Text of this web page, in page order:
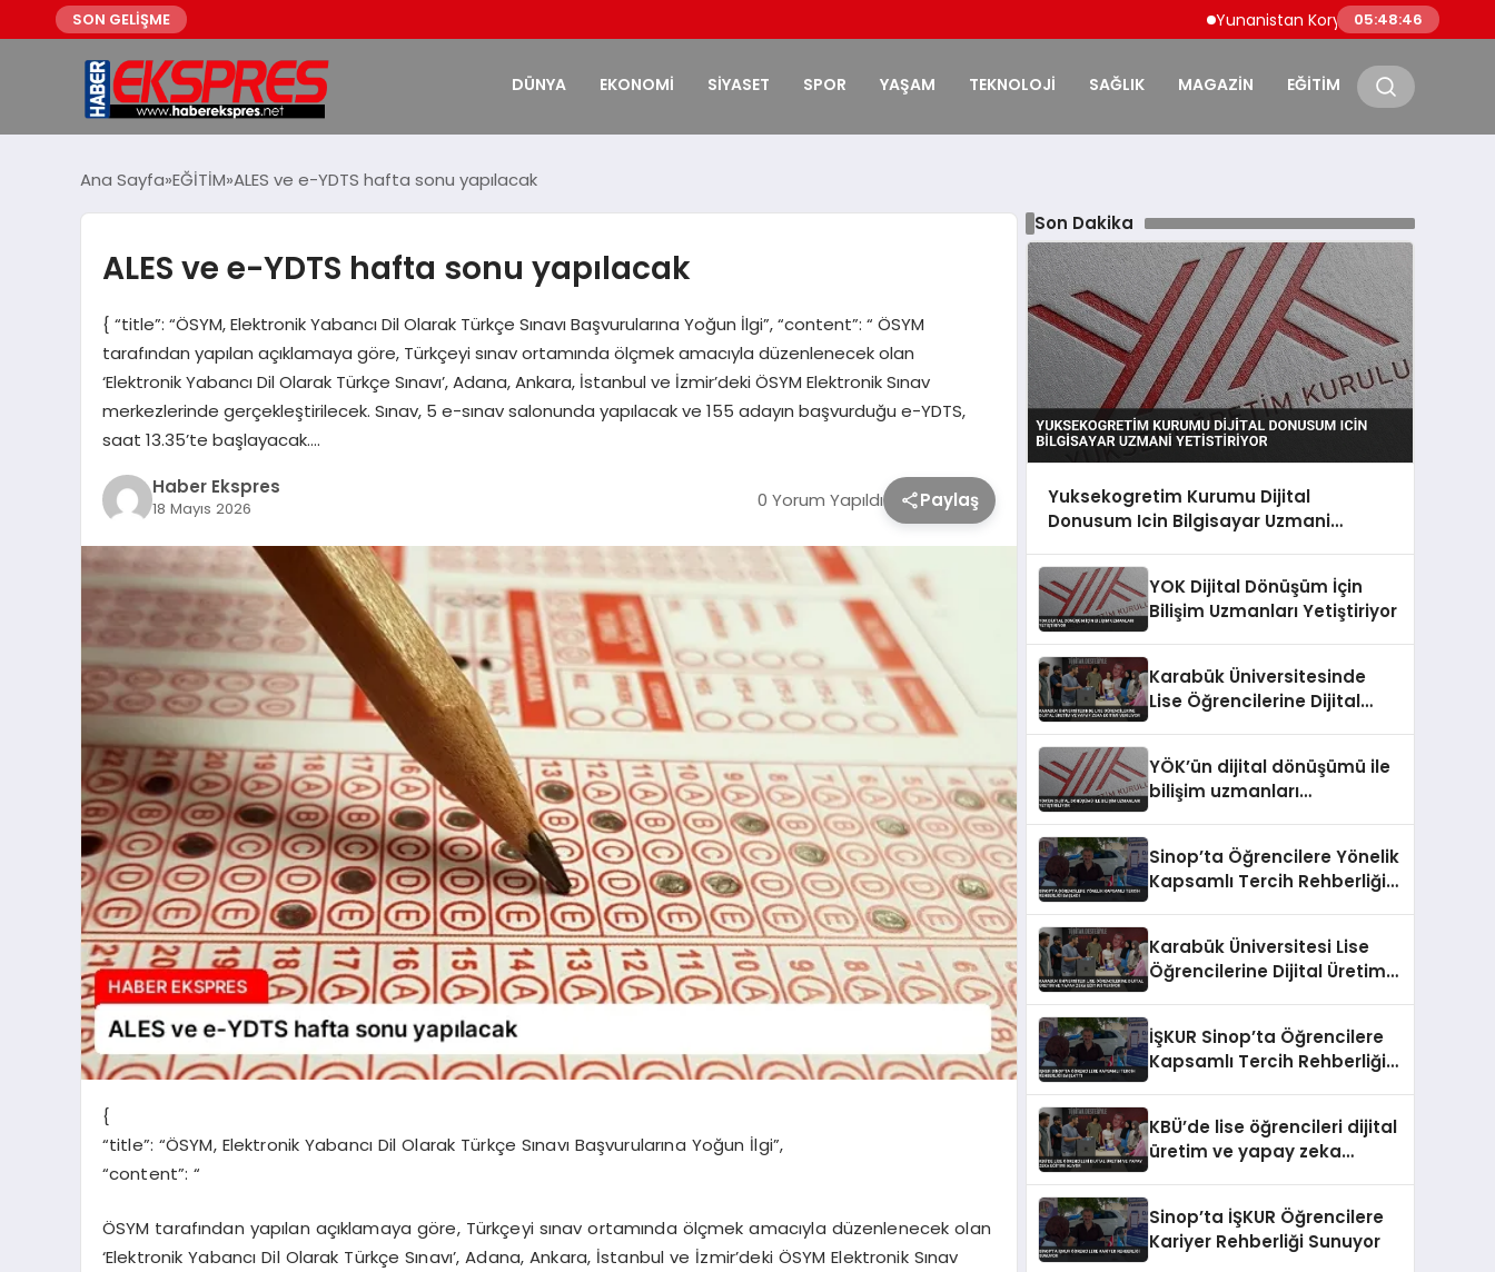
SON GELİŞME Yunanistan Korydallos Cezaevi’nde Türk
05:48:47
DÜNYA EKONOMİ SİYASET SPOR YAŞAM TEKNOLOJİ SAĞLIK MAGAZİN EĞİTİM
Ana Sayfa EĞİTİM ALES ve e-YDTS hafta sonu yapılacak
ALES ve e-YDTS hafta sonu yapılacak
{ “title”: “ÖSYM, Elektronik Yabancı Dil Olarak Türkçe Sınavı Başvurularına Yoğun İlgi”, “content”: “ ÖSYM
tarafından yapılan açıklamaya göre, Türkçeyi sınav ortamında ölçmek amacıyla düzenlenecek olan
‘Elektronik Yabancı Dil Olarak Türkçe Sınavı’, Adana, Ankara, İstanbul ve İzmir’deki ÖSYM Elektronik Sınav
merkezlerinde gerçekleştirilecek. Sınav, 5 e-sınav salonunda yapılacak ve 155 adayın başvurduğu e-YDTS,
saat 13.35’te başlayacak….
Haber Ekspres
18 Mayıs 2026 0 Yorum Yapıldı Paylaş
{
“title”: “ÖSYM, Elektronik Yabancı Dil Olarak Türkçe Sınavı Başvurularına Yoğun İlgi”,
“content”: “
ÖSYM tarafından yapılan açıklamaya göre, Türkçeyi sınav ortamında ölçmek amacıyla düzenlenecek olan
‘Elektronik Yabancı Dil Olarak Türkçe Sınavı’, Adana, Ankara, İstanbul ve İzmir’deki ÖSYM Elektronik Sınav
Son Dakika
Yuksekogretim Kurumu Dijital
Donusum Icin Bilgisayar Uzmani
YOK Dijital Dönüşüm İçin
Bilişim Uzmanları Yetiştiriyor
Karabük Üniversitesinde
Lise Öğrencilerine Dijital
YÖK’ün dijital dönüşümü ile
bilişim uzmanları
Sinop’ta Öğrencilere Yönelik
Kapsamlı Tercih Rehberliği
Karabük Üniversitesi Lise
Öğrencilerine Dijital Üretim
İŞKUR Sinop’ta Öğrencilere
Kapsamlı Tercih Rehberliği
KBÜ’de lise öğrencileri dijital
üretim ve yapay zeka
Sinop’ta İŞKUR Öğrencilere
Kariyer Rehberliği Sunuyor